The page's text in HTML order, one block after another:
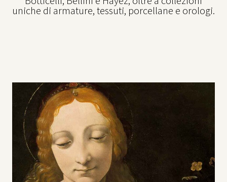
uniche di armature, tessuti, porcellane e orologi.